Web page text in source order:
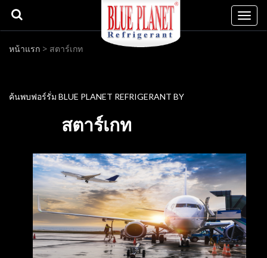
หน้าแรก > สตาร์เกท
ค้นพบฟอร์รั่ม BLUE PLANET REFRIGERANT BY
สตาร์เกท